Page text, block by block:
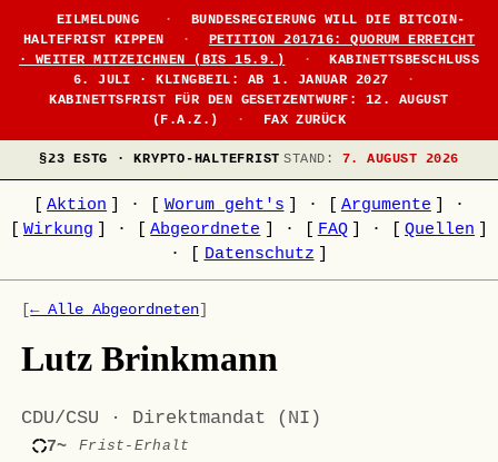
EILMELDUNG ·
BUNDESREGIERUNG WILL DIE BITCOIN-
HALTEFRIST KIPPEN
·
PETITION 201716: QUORUM ERREICHT
· WEITER MITZEICHNEN (BIS 15.9.)
·
KABINETTSBESCHLUSS
6. JULI · KLINGBEIL: AB 1. JANUAR 2027
·
KABINETTSFRIST FÜR DEN GESETZENTWURF: 12. AUGUST
(F.A.Z.)
· FAX ZURÜCK
§23 ESTG · KRYPTO-HALTEFRIST STAND: 7. AUGUST 2026
Aktion · Worum geht's · Argumente
·
Wirkung · Abgeordnete · FAQ · Quellen
·
Datenschutz
[← Alle Abgeordneten]
Lutz Brinkmann
CDU/CSU · Direktmandat (NI)
7~ Frist-Erhalt